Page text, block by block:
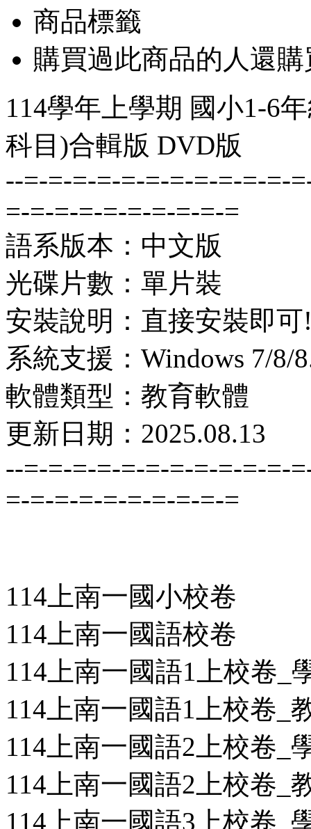
商品標籤
購買過此商品的人還購
114學年上學期 國小1-6
科目)合輯版 DVD版
--=-=-=-=-=-=-=-=-=-=-=-
=-=-=-=-=-=-=-=-=-=
語系版本：中文版
光碟片數：單片裝
安裝說明：直接安裝即可
系統支援：Windows 7/8/
軟體類型：教育軟體
更新日期：2025.08.13
--=-=-=-=-=-=-=-=-=-=-=-
=-=-=-=-=-=-=-=-=-=
114上南一國小校卷
114上南一國語校卷
114上南一國語1上校卷_
114上南一國語1上校卷_
114上南一國語2上校卷_
114上南一國語2上校卷_
114上南一國語3上校卷_